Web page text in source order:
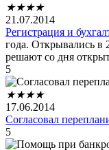
★★★★
21.07.2014
Регистрация и
года. Открывались в
решают со дня
5
★★★★
17.06.2014
Согласовал
5